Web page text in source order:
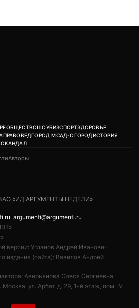
ОБЩЕСТВОШОУБИЗСПОРТЗДОРОВЬЕ
ПРАВОВЕДГОРОД МСАД-ОГОРОДИСТОРИЯ
СКАНДАЛ
Авторы
«ИД АРГУМЕНТЫ НЕДЕЛИ»
argumenti@argumenti.ru
версии: Угланов Андрей Иванович
издания (сайта): Вавилов Андрей
Аверьянова Олеся Сергеевна
ул. Арбат, д. 29, 1-й этаж, пом. IV,